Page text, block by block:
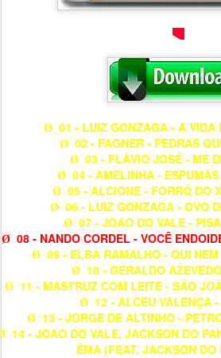
Ø 01 - LUIZ GONZAGA - A VIDA
Ø 02 - FAGNER - PEDRAS
Ø 03 - FLÁVIO JOSÉ - ME
Ø 04 - AMELINHA -
Ø 05 - ALCIONE - FORRÓ DO
Ø 06 - LUIZ GONZAGA - OVO
Ø 07 - JOAO DO VALE -
Ø 08 - NANDO CORDEL - VOCÊ
Ø 09 - ELBA RAMALHO - QUI
Ø 10 - GERALDO
Ø 11 - MASTRUZ COM LEITE - SÃO
Ø 12 - ALCEU VALENÇA
Ø 13 - JORGE DE ALTINHO -
14 - JOAO DO VALE, JACKSON DO
ÊMA (FEAT. JACKSON DO